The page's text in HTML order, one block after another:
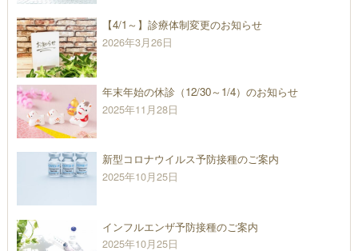
【4/1～】診療体制変更のお知らせ
2026年3月26日
年末年始の休診（12/30～1/4）のお知らせ
2025年11月28日
新型コロナウイルス予防接種のご案内
2025年10月25日
インフルエンザ予防接種のご案内
2025年10月25日